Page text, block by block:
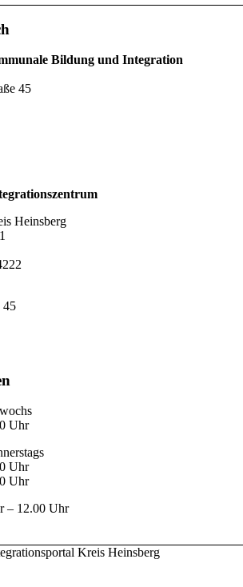
Bildung und Integration
45
Heinsberg
45
Uhr
Uhr
Uhr
– 12.00 Uhr
Kreis Heinsberg